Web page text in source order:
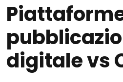
digitale vs